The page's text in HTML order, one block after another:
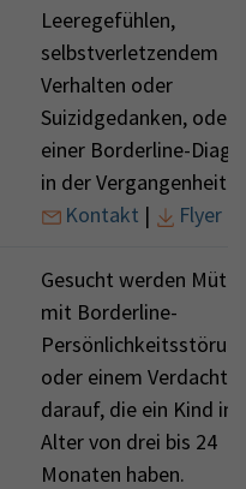
Leeregefühlen,
selbstverletzendem
Verhalten oder
Suizidgedanken, oder
einer Borderline-
in der Vergangenheit.
Kontakt | Flyer
Gesucht werden
mit Borderline-
oder einem Verdacht
darauf, die ein Kind im
Alter von drei bis 24
Monaten haben.